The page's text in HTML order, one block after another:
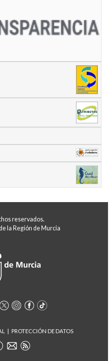
reservados.
la Región de Murcia
PROTECCIÓN DE DATOS